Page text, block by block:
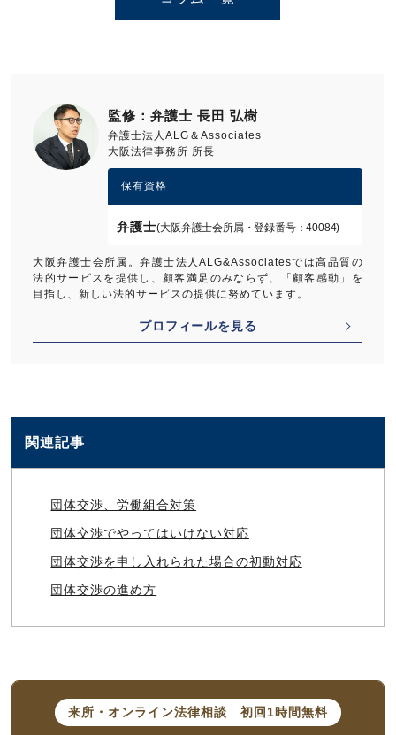
監修：弁護士 長田 弘樹
弁護士法人ALG＆Associates
大阪法律事務所 所長
保有資格
弁護士(大阪弁護士会所属・登録番号：40084)
大阪弁護士会所属。弁護士法人ALG&Associatesでは高品質の
法的サービスを提供し、顧客満足のみならず、「顧客感動」を
目指し、新しい法的サービスの提供に努めています。
プロフィールを見る
関連記事
団体交渉、労働組合対策
団体交渉でやってはいけない対応
団体交渉を申し入れられた場合の初動対応
団体交渉の進め方
来所・オンライン法律相談 初回1時間無料